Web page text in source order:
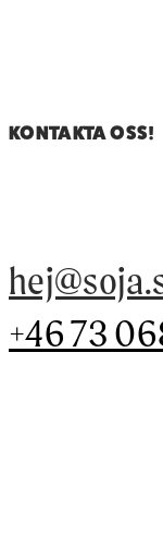
KONTAKTA OSS!
+46 73